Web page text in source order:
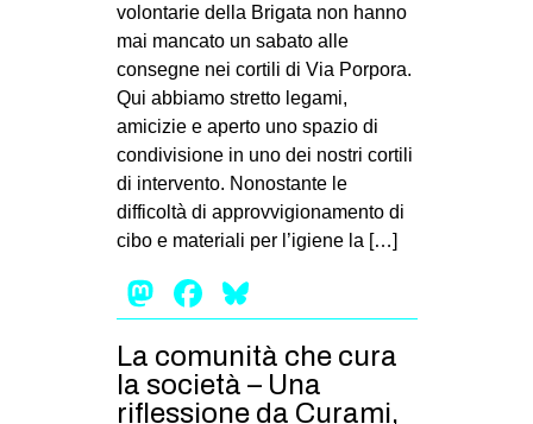
volontarie della Brigata non hanno
mai mancato un sabato alle
consegne nei cortili di Via Porpora.
Qui abbiamo stretto legami,
amicizie e aperto uno spazio di
condivisione in uno dei nostri cortili
di intervento. Nonostante le
difficoltà di approvvigionamento di
cibo e materiali per l’igiene la […]
Mastodon
Facebook
La comunità che cura
la società – Una
riflessione da Curami,